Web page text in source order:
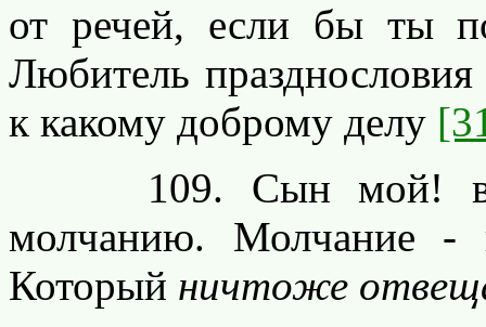
от речей, если бы ты
Любитель
к какому доброму делу
109. Сын мой!
молчанию. Молчание -
Который ничтоже